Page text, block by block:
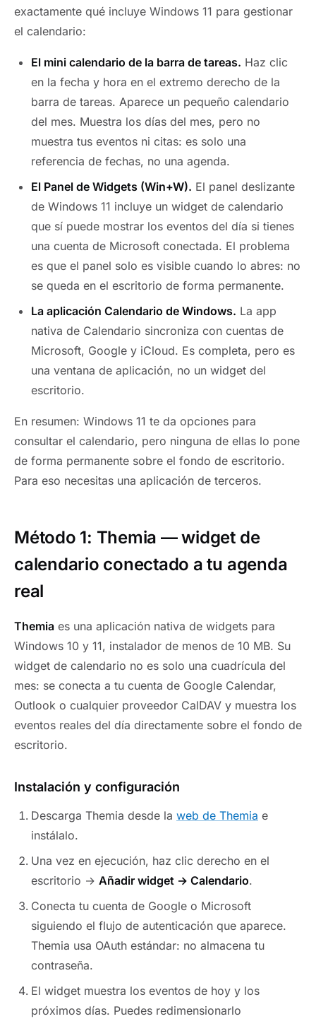
exactamente qué incluye Windows 11 para gestionar
el calendario:
El mini calendario de la barra de tareas. Haz clic
en la fecha y hora en el extremo derecho de la
barra de tareas. Aparece un pequeño calendario
del mes. Muestra los días del mes, pero no
muestra tus eventos ni citas: es solo una
referencia de fechas, no una agenda.
El Panel de Widgets (Win+W). El panel deslizante
de Windows 11 incluye un widget de calendario
que sí puede mostrar los eventos del día si tienes
una cuenta de Microsoft conectada. El problema
es que el panel solo es visible cuando lo abres: no
se queda en el escritorio de forma permanente.
La aplicación Calendario de Windows. La app
nativa de Calendario sincroniza con cuentas de
Microsoft, Google y iCloud. Es completa, pero es
una ventana de aplicación, no un widget del
escritorio.
En resumen: Windows 11 te da opciones para
consultar el calendario, pero ninguna de ellas lo pone
de forma permanente sobre el fondo de escritorio.
Para eso necesitas una aplicación de terceros.
Método 1: Themia — widget de
calendario conectado a tu agenda
real
Themia es una aplicación nativa de widgets para
Windows 10 y 11, instalador de menos de 10 MB. Su
widget de calendario no es solo una cuadrícula del
mes: se conecta a tu cuenta de Google Calendar,
Outlook o cualquier proveedor CalDAV y muestra los
eventos reales del día directamente sobre el fondo de
escritorio.
Instalación y configuración
Descarga Themia desde la web de Themia e
instálalo.
Una vez en ejecución, haz clic derecho en el
escritorio → Añadir widget → Calendario.
Conecta tu cuenta de Google o Microsoft
siguiendo el flujo de autenticación que aparece.
Themia usa OAuth estándar: no almacena tu
contraseña.
El widget muestra los eventos de hoy y los
próximos días. Puedes redimensionarlo